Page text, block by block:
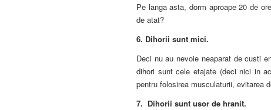
Pe langa asta, dorm aproape 20 de
de atat?
6. Dihorii sunt mici.
Deci nu au nevoie neaparat de custi
dihori sunt cele etajate (deci nici in
pentru folosirea musculaturii, evitarea
7. Dihorii sunt usor de hranit.